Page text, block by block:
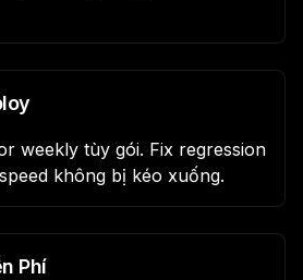
weekly tùy gói. Fix regression
không bị kéo xuống.
Phí